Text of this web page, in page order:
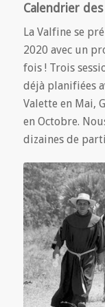
Calendrier
La Valfine se
2020 avec un
fois ! Trois
déjà planifiées
Valette en Mai,
en Octobre.
dizaines de